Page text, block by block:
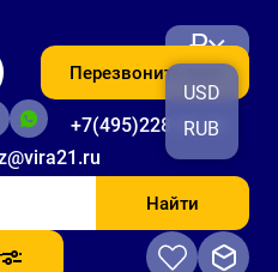
+7(495)228-06-56
Перезвоните мне
₽
USD
RUB
Найти